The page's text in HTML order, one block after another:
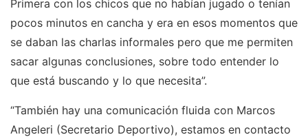
Primera con los chicos que no habían jugado o tenían
pocos minutos en cancha y era en esos momentos que
se daban las charlas informales pero que me permiten
sacar algunas conclusiones, sobre todo entender lo
que está buscando y lo que necesita”.
“También hay una comunicación fluida con Marcos
Angeleri (Secretario Deportivo), estamos en contacto